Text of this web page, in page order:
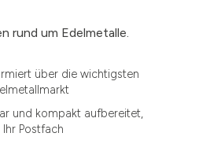
rund um Edelmetalle.
über die wichtigsten
und kompakt aufbereitet,
Postfach